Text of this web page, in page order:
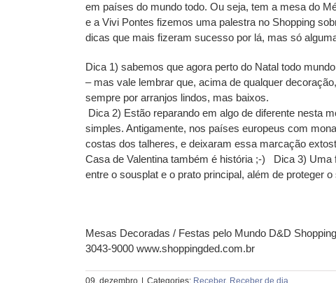
em países do mundo todo. Ou seja, tem a mesa do
e a Vivi Pontes fizemos uma palestra no Shopping
dicas que mais fizeram sucesso por lá, mas só
Dica 1) sabemos que agora perto do Natal todo
– mas vale lembrar que, acima de qualquer
sempre por arranjos lindos, mas baixos.
Dica 2) Estão reparando em algo de diferente nesta
simples. Antigamente, nos países europeus com
costas dos talheres, e deixaram essa marcação
Casa de Valentina também é história ;-)
Dica 3) Uma
entre o sousplat e o prato principal, além de proteger
Mesas Decoradas / Festas pelo Mundo D&D
3043-9000 www.shoppingded.com.br
09, dezembro Categories: Receber, Receber de dia